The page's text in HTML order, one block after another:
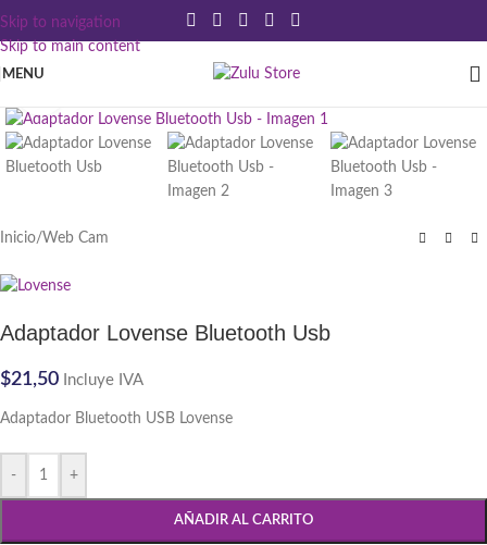
Skip to navigation
Skip to main content
MENU
Inicio/Web Cam
Adaptador Lovense Bluetooth Usb
$21,50 Incluye IVA
Adaptador Bluetooth USB Lovense
- +
AÑADIR AL CARRITO